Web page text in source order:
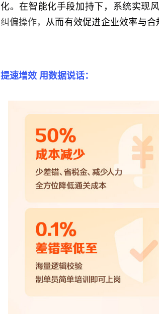
化。在智能化手段加持下，系统实现
纠偏操作， 从而有效促进企业效率与合
提速增效 用数据说话：